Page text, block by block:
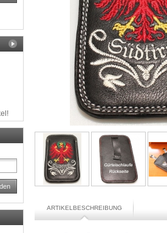
ARTIKELBESCHREIBUNG